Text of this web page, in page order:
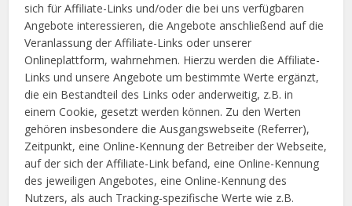
sich für Affiliate-Links und/oder die bei uns verfügbaren
Angebote interessieren, die Angebote anschließend auf die
Veranlassung der Affiliate-Links oder unserer
Onlineplattform, wahrnehmen. Hierzu werden die Affiliate-
Links und unsere Angebote um bestimmte Werte ergänzt,
die ein Bestandteil des Links oder anderweitig, z.B. in
einem Cookie, gesetzt werden können. Zu den Werten
gehören insbesondere die Ausgangswebseite (Referrer),
Zeitpunkt, eine Online-Kennung der Betreiber der Webseite,
auf der sich der Affiliate-Link befand, eine Online-Kennung
des jeweiligen Angebotes, eine Online-Kennung des
Nutzers, als auch Tracking-spezifische Werte wie z.B.